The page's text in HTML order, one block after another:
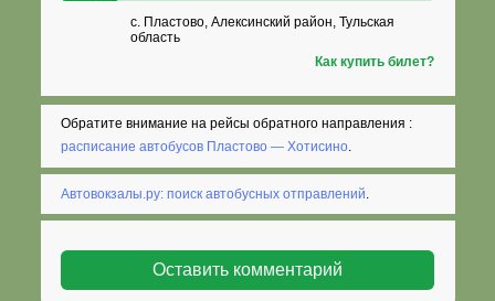
с. Пластово, Алексинский район, Тульская
область
Как купить билет?
Обратите внимание на рейсы обратного направления :
расписание автобусов Пластово — Хотисино.
Автовокзалы.ру: поиск автобусных отправлений